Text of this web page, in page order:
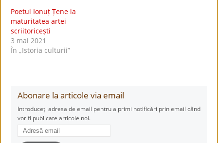
Poetul Ionuț Țene la
maturitatea artei
scriitoricești
3 mai 2021
În „Istoria culturii”
Abonare la articole via email
Introduceți adresa de email pentru a primi notificări prin email când
vor fi publicate articole noi.
Adresă
email